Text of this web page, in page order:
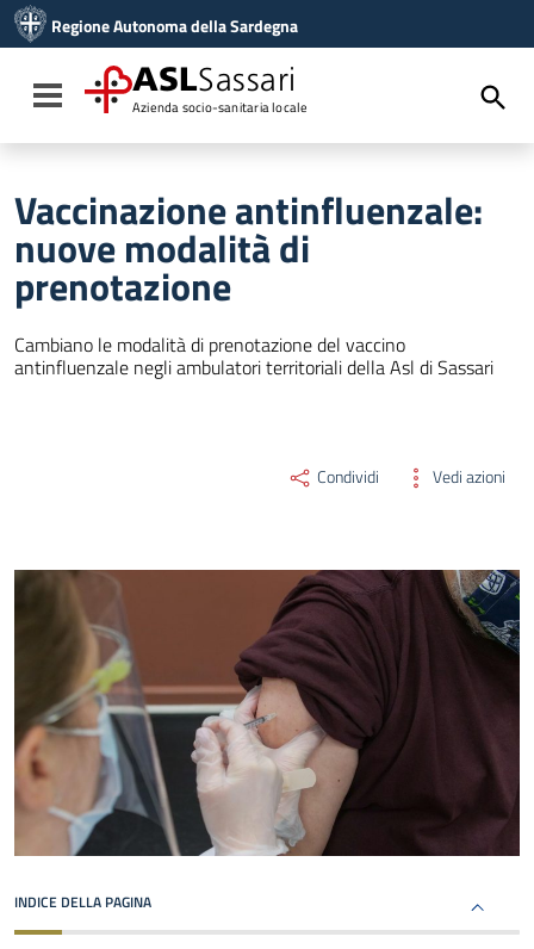
Vai al menu di navigazione
Vai al footer
Regione Autonoma della Sardegna
Toggle navigation
ASLSassari
Azienda socio-sanitaria locale
Vaccinazione antinfluenzale:
nuove modalità di
prenotazione
Cambiano le modalità di prenotazione del vaccino
antinfluenzale negli ambulatori territoriali della Asl di Sassari
Condividi Vedi azioni
INDICE DELLA PAGINA